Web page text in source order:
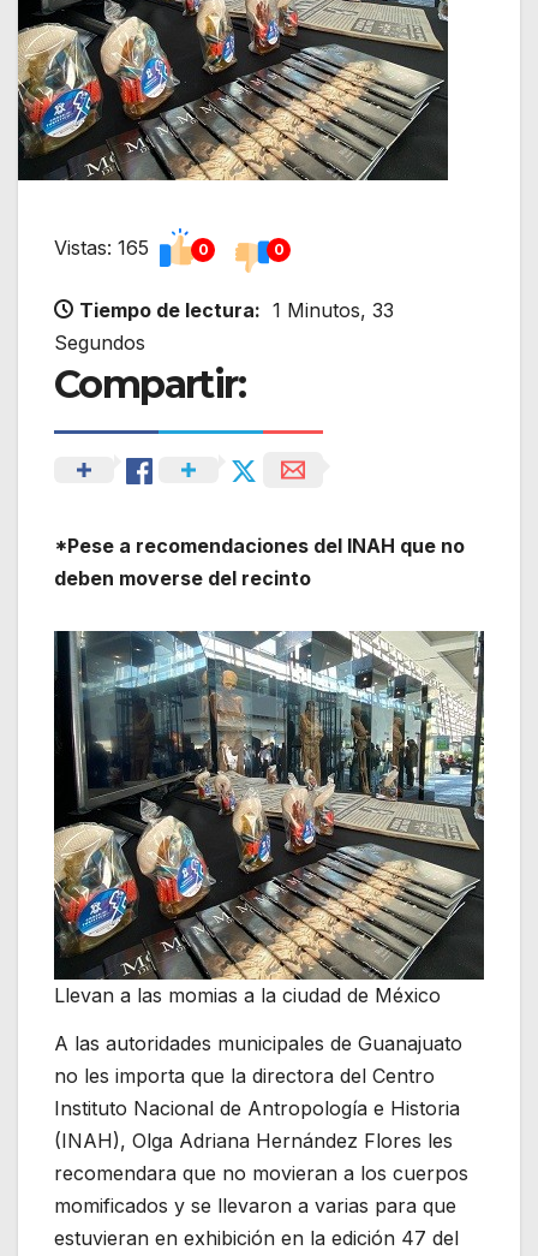
Vistas: 165 0 0
Tiempo de lectura: 1 Minutos, 33
Segundos
Compartir:
*Pese a recomendaciones del INAH que no
deben moverse del recinto
Llevan a las momias a la ciudad de México
A las autoridades municipales de Guanajuato
no les importa que la directora del Centro
Instituto Nacional de Antropología e Historia
(INAH), Olga Adriana Hernández Flores les
recomendara que no movieran a los cuerpos
momificados y se llevaron a varias para que
estuvieran en exhibición en la edición 47 del